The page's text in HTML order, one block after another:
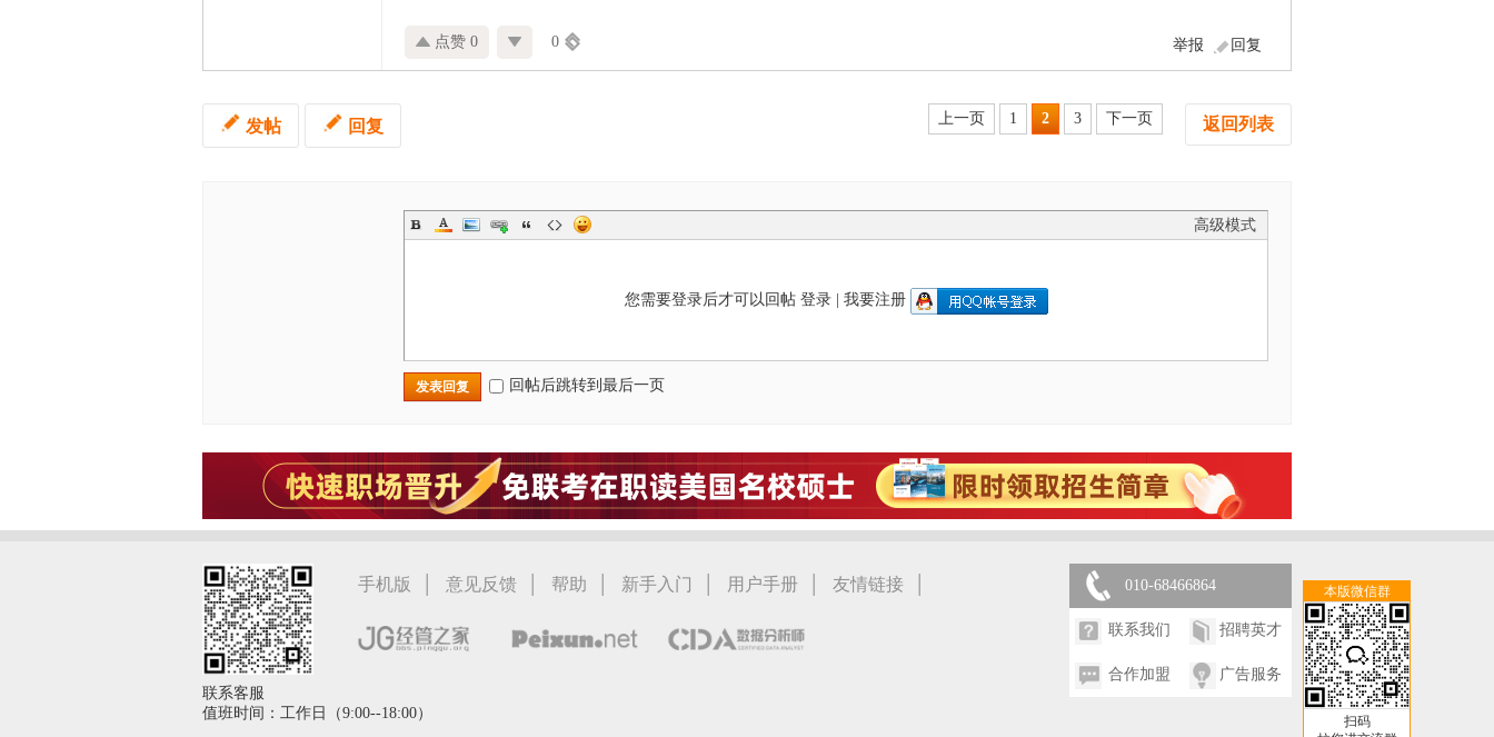
回复
举报
点赞 0 0
返回列表
上一页 1 2 3 下一页
发帖 回复
高级模式
您需要登录后才可以回帖 登录| 我要注册
发表回复 回帖后跳转到最后一页
本版微信群
扫码
手机版 | 意见反馈 | 帮助 | 新手入门 | 用户手册 | 友情链接 |
联系客服
值班时间：工作日（9:00--18:00）
010-68466864
联系我们 招聘英才
合作加盟 广告服务